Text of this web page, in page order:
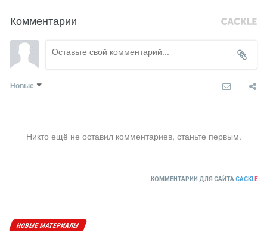
Комментарии
Новые
Никто ещё не оставил комментариев, станьте первым.
КОММЕНТАРИИ ДЛЯ САЙТА CACKLE
НОВЫЕ МАТЕРИАЛЫ